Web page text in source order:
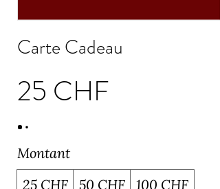
Carte Cadeau
25 CHF
Montant
25 CHF
50 CHF
100 CHF